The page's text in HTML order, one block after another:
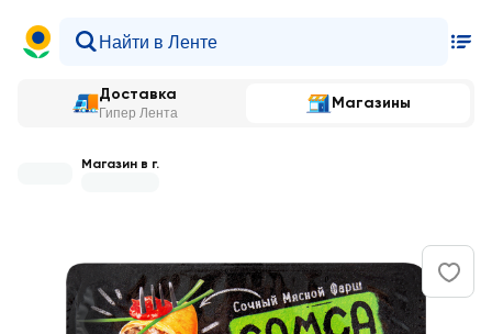
Доставка
Гипер Лента
Магазины
Магазин в г.